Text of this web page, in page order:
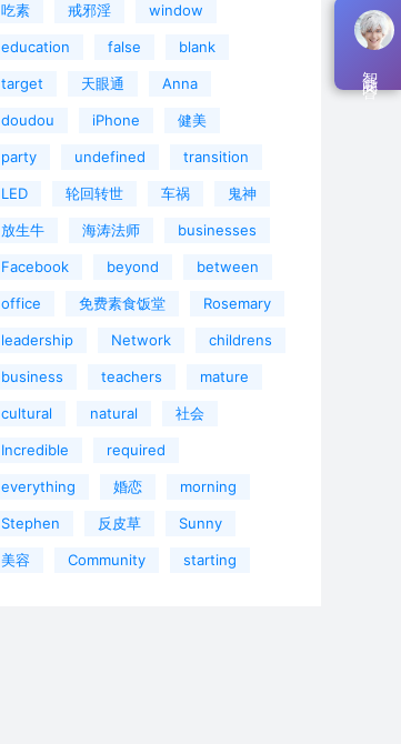
吃素 戒邪淫 window
education false blank
target 天眼通 Anna
doudou iPhone 健美
party undefined transition
LED 轮回转世 车祸 鬼神
放生牛 海涛法师 businesses
Facebook beyond between
office 免费素食饭堂 Rosemary
leadership Network childrens
business teachers mature
cultural natural 社会
Incredible required
everything 婚恋 morning
Stephen 反皮草 Sunny
美容 Community starting